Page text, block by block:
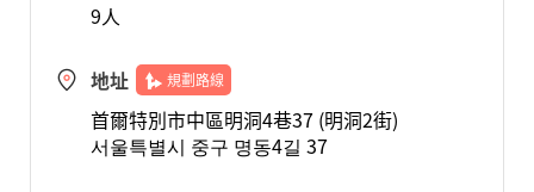
9人
地址 規劃路線
首爾特別市中區明洞4巷37 (明洞2街)
서울특별시 중구 명동4길 37